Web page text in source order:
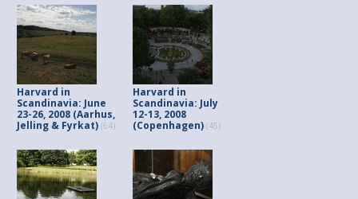
Harvard in
Scandinavia: June
23-26, 2008 (Aarhus,
Jelling & Fyrkat) (64)
Harvard in
Scandinavia: July
12-13, 2008
(Copenhagen) (45)